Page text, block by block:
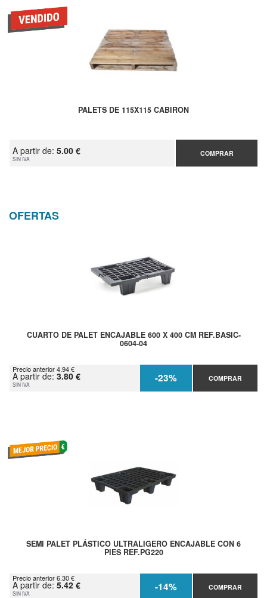
PALETS DE 115X115 CABIRON
A partir de: 5.00 €
SIN IVA
COMPRAR
OFERTAS
CUARTO DE PALET ENCAJABLE 600 X 400 CM REF.BASIC-
0604-04
Precio anterior 4.94 €
A partir de: 3.80 €
SIN IVA -23% COMPRAR
SEMI PALET PLÁSTICO ULTRALIGERO ENCAJABLE CON 6
PIES REF.PG220
Precio anterior 6.30 €
A partir de: 5.42 €
SIN IVA -14% COMPRAR